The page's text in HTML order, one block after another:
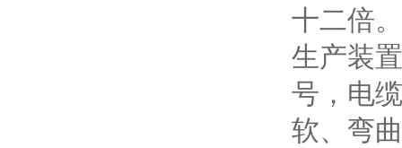
十二倍
生产装
号，电
软、弯